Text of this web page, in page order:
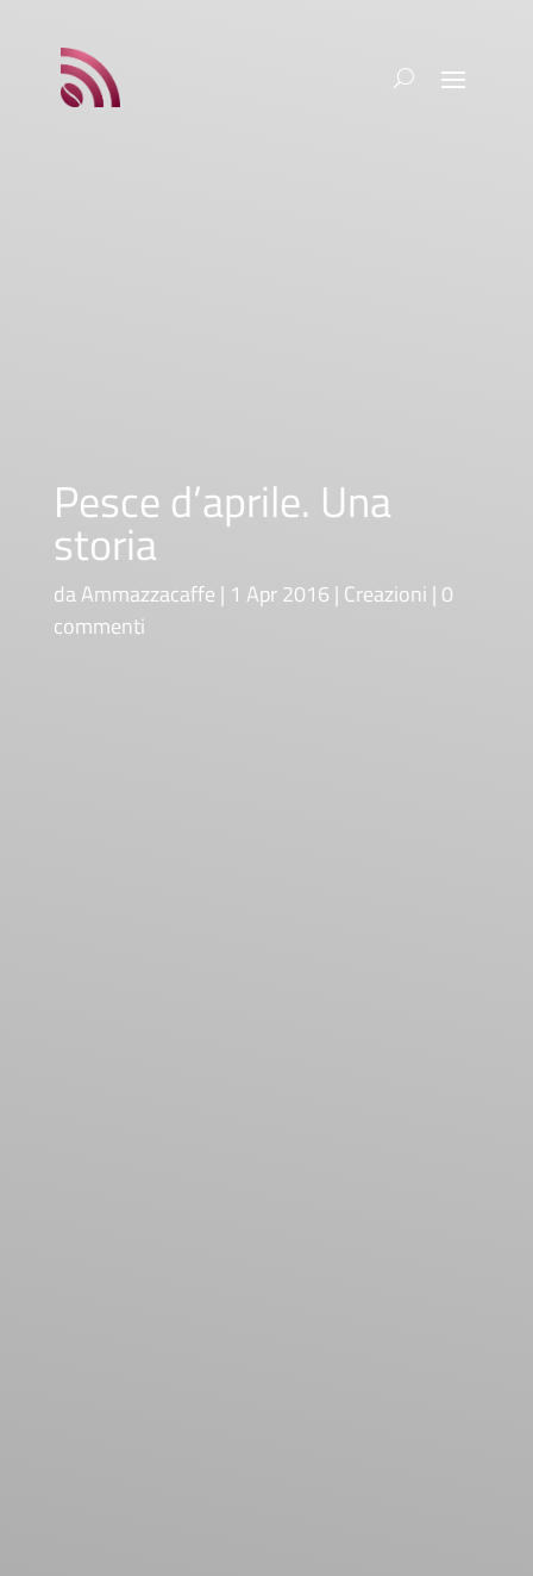
Pesce d’aprile. Una
storia
daAmmazzacaffe 1 Apr 2016 Creazioni 0
commenti